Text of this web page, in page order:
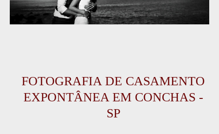
FOTOGRAFIA DE CASAMENTO
EXPONTÂNEA EM CONCHAS -
SP